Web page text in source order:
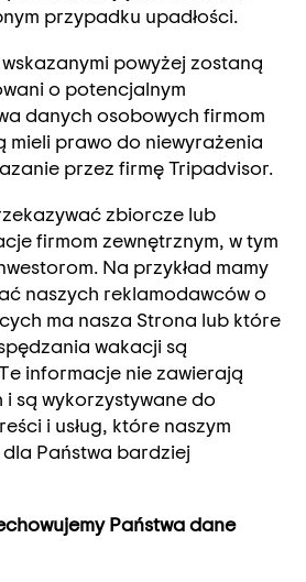
przypadku upadłości.
powyżej zostaną
o potencjalnym
danych osobowych firmom
mieli prawo do niewyrażenia
przez firmę Tripadvisor.
zbiorcze lub
firmom zewnętrznym, w tym
Na przykład mamy
naszych reklamodawców o
ma nasza Strona lub które
wakacji są
informacje nie zawierają
są wykorzystywane do
i usług, które naszym
Państwa bardziej
Państwa dane